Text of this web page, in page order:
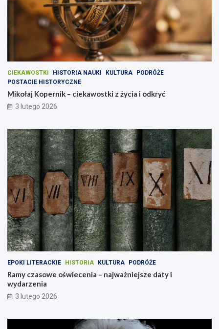
CIEKAWOSTKI HISTORIA NAUKI KULTURA
PODRÓŻE
POSTACIE HISTORYCZNE
Mikołaj Kopernik – ciekawostki z życia i odkryć
3 lutego 2026
EPOKI LITERACKIE HISTORIA KULTURA PODRÓŻE
Ramy czasowe oświecenia – najważniejsze daty i
wydarzenia
3 lutego 2026